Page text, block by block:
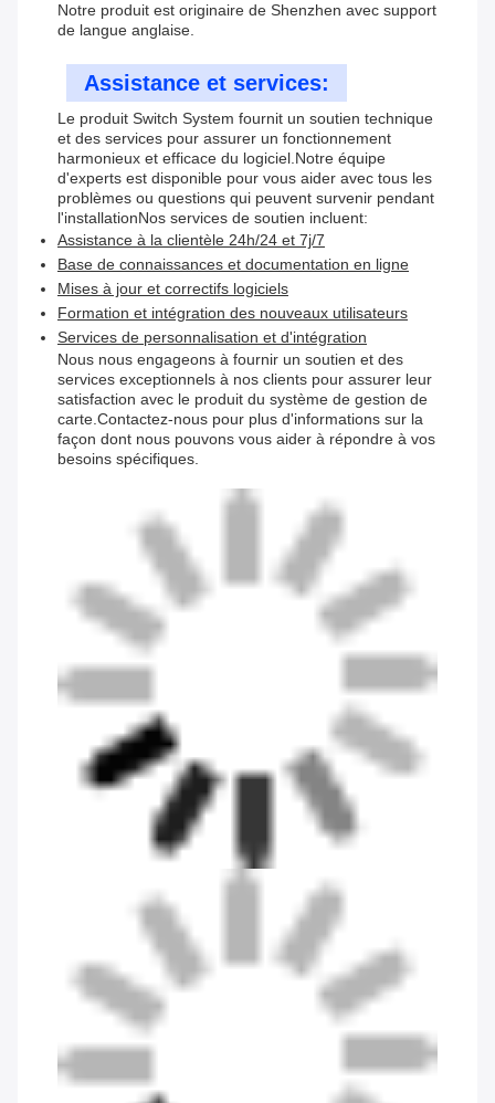
Notre produit est originaire de Shenzhen avec support
de langue anglaise.
Assistance et services:
Le produit Switch System fournit un soutien technique
et des services pour assurer un fonctionnement
harmonieux et efficace du logiciel.Notre équipe
d'experts est disponible pour vous aider avec tous les
problèmes ou questions qui peuvent survenir pendant
l'installationNos services de soutien incluent:
Assistance à la clientèle 24h/24 et 7j/7
Base de connaissances et documentation en ligne
Mises à jour et correctifs logiciels
Formation et intégration des nouveaux utilisateurs
Services de personnalisation et d'intégration
Nous nous engageons à fournir un soutien et des
services exceptionnels à nos clients pour assurer leur
satisfaction avec le produit du système de gestion de
carte.Contactez-nous pour plus d'informations sur la
façon dont nous pouvons vous aider à répondre à vos
besoins spécifiques.